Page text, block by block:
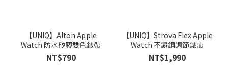
Apple
Watch
【UNIQ】Alton Apple
Watch 防水矽膠雙色錶帶
NT$790
【UNIQ】Strova Flex Apple
Watch 不鏽鋼調節錶帶
NT$1,990